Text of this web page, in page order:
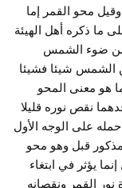
محو القمر إما
ما ذكره أهل الهيئة
من ضوء الشمس
الشمس شيئا فشيئا
هو معنى المحو
نقص نوره قليلا
على الوجه الأول
قبل وهو محو
يؤثر في ابتغاء
نور القمر ونقصانه